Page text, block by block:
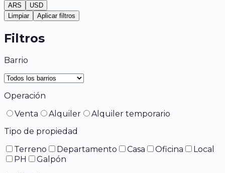
ARS
USD
Limpiar
Aplicar filtros
Filtros
Barrio
Operación
Venta
Alquiler
Alquiler temporario
Tipo de propiedad
Terreno
Departamento Casa Oficina
Local
PH
Galpón